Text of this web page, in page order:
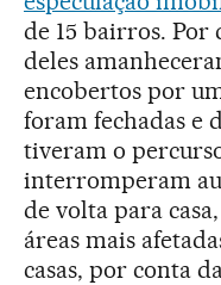
de 15 bairros. Por
deles
encobertos por
foram fechadas e
tiveram o
interromperam
de volta para
áreas mais
casas, por conta